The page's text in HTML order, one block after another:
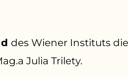
des Wiener Instituts
Julia Trilety.